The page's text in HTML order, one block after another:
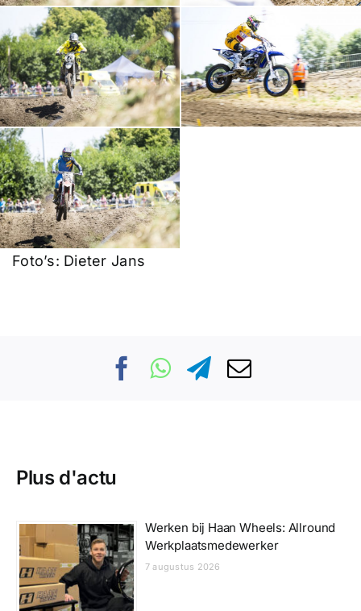
Foto’s: Dieter Jans
Plus d'actu
Werken bij Haan Wheels: Allround
Werkplaatsmedewerker
7 augustus 2026